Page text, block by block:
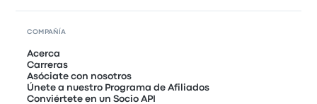
COMPAÑÍA
Acerca
Carreras
Asóciate con nosotros
Únete a nuestro Programa de Afiliados
Conviértete en un Socio API